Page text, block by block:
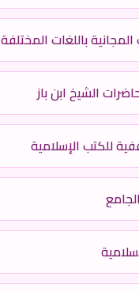
باللغات المختلفة
الشيخ ابن باز
للكتب الإسلامية